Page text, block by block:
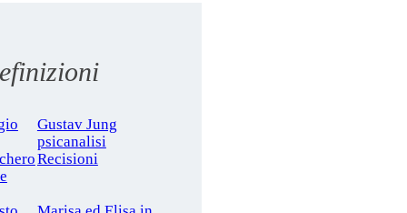
Gustav Jung
psicanalisi
Recisioni